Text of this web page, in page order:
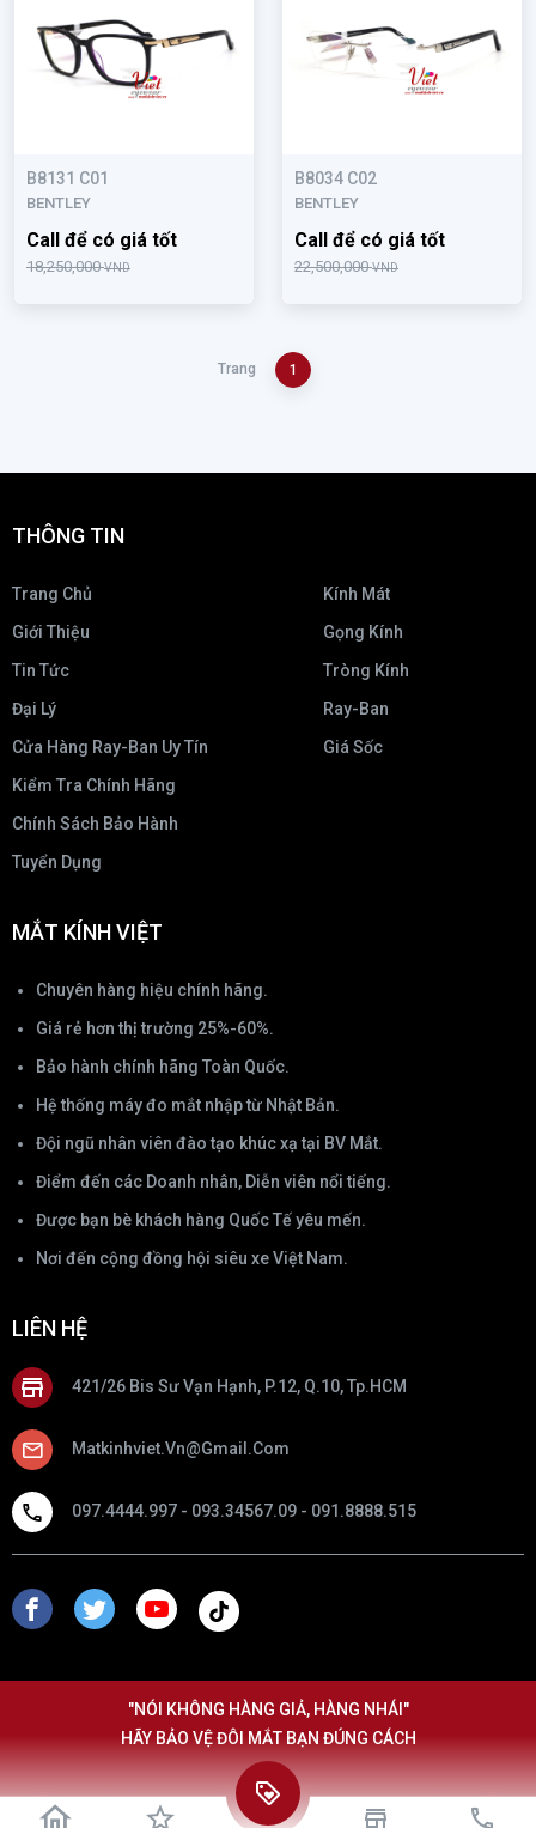
B8131 C01
BENTLEY
18,250,000VND
Call để có giá tốt
B8034 C02
BENTLEY
22,500,000VND
Call để có giá tốt
Trang 1
THÔNG TIN
Trang Chủ
Giới Thiệu
Tin Tức
Đại Lý
Cửa Hàng Ray-Ban Uy Tín
Kiểm Tra Chính Hãng
Chính Sách Bảo Hành
Tuyển Dụng
Kính Mát
Gọng Kính
Tròng Kính
Ray-Ban
Giá Sốc
MẮT KÍNH VIỆT
Chuyên hàng hiệu chính hãng.
Giá rẻ hơn thị trường 25%-60%.
Bảo hành chính hãng Toàn Quốc.
Hệ thống máy đo mắt nhập từ Nhật Bản.
Đội ngũ nhân viên đào tạo khúc xạ tại BV Mắt.
Điểm đến các Doanh nhân, Diễn viên nổi tiếng.
Được bạn bè khách hàng Quốc Tế yêu mến.
Nơi đến cộng đồng hội siêu xe Việt Nam.
LIÊN HỆ
421/26 Bis Sư Vạn Hạnh, P.12, Q.10, Tp.HCM
Matkinhviet.vn@gmail.com
097.4444.997 - 093.34567.09 - 091.8888.515
"NÓI KHÔNG HÀNG GIẢ, HÀNG NHÁI"
HÃY BẢO VỆ ĐÔI MẮT BẠN ĐÚNG CÁCH